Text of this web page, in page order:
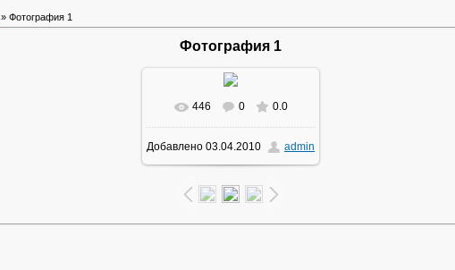
» Фотография 1
Фотография 1
В реальном размере
1600x1200/ 506.1Kb
446 0 0.0
Добавлено 03.04.2010 admin